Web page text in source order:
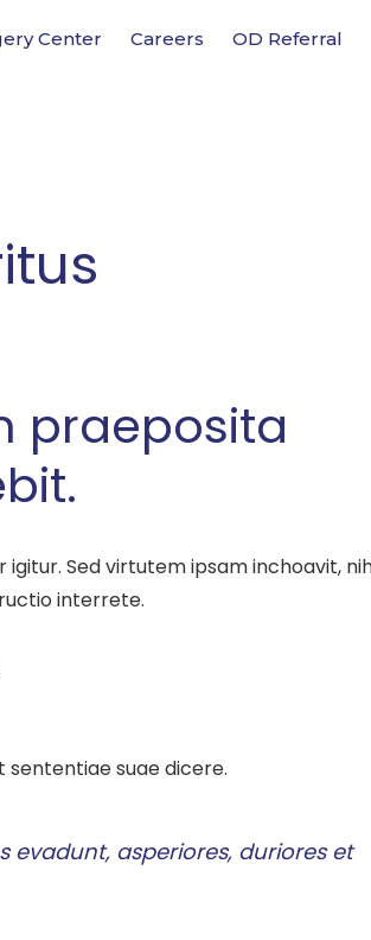
Center Careers OD Referral
praeposita
Sed virtutem ipsam inchoavit,
interrete.
sententiae suae dicere.
evadunt, asperiores, duriores et